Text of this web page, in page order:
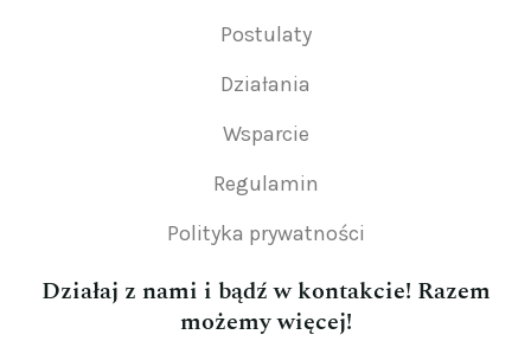
Postulaty
Działania
Wsparcie
Regulamin
Polityka prywatności
Działaj z nami i bądź w kontakcie! Razem
możemy więcej!